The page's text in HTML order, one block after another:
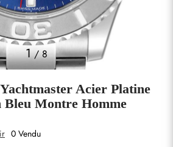
1/8
Acier Platine
Montre Homme
0 Vendu